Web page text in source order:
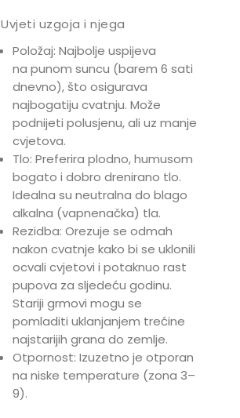
Uvjeti uzgoja i njega
Položaj: Najbolje uspijeva
na punom suncu (barem 6 sati
dnevno), što osigurava
najbogatiju cvatnju. Može
podnijeti polusjenu, ali uz manje
cvjetova.
Tlo: Preferira plodno, humusom
bogato i dobro drenirano tlo.
Idealna su neutralna do blago
alkalna (vapnenačka) tla.
Rezidba: Orezuje se odmah
nakon cvatnje kako bi se uklonili
ocvali cvjetovi i potaknuo rast
pupova za sljedeću godinu.
Stariji grmovi mogu se
pomladiti uklanjanjem trećine
najstarijih grana do zemlje.
Otpornost: Izuzetno je otporan
na niske temperature (zona 3–
9).